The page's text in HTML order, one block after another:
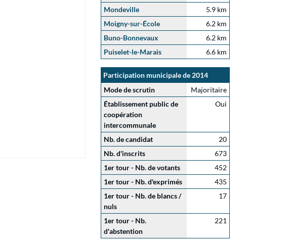
Mondeville
5.9 km
Moigny-sur-École
6.2 km
Buno-Bonnevaux
6.2 km
Puiselet-le-Marais
6.6 km
Participation municipale de 2014
Mode de scrutin
Majoritaire
Établissement public de
coopération
intercommunale
Oui
Nb. de candidat
20
Nb. d'inscrits
673
1er tour - Nb. de votants
452
1er tour - Nb. d'exprimés
435
1er tour - Nb. de blancs /
nuls
17
1er tour - Nb.
d'abstention
221